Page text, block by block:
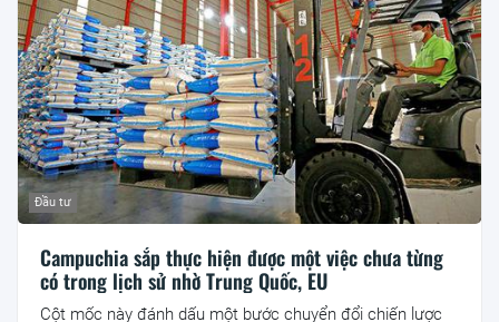
Campuchia sắp thực hiện được một việc chưa từng
có trong lịch sử nhờ Trung Quốc, EU
Đầu tư
Cột mốc này đánh dấu một bước chuyển đổi chiến lược